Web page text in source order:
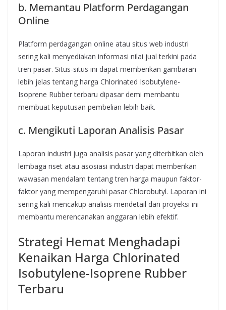
b. Memantau Platform Perdagangan
Online
Platform perdagangan online atau situs web industri
sering kali menyediakan informasi nilai jual terkini pada
tren pasar. Situs-situs ini dapat memberikan gambaran
lebih jelas tentang harga Chlorinated Isobutylene-
Isoprene Rubber terbaru dipasar demi membantu
membuat keputusan pembelian lebih baik.
c. Mengikuti Laporan Analisis Pasar
Laporan industri juga analisis pasar yang diterbitkan oleh
lembaga riset atau asosiasi industri dapat memberikan
wawasan mendalam tentang tren harga maupun faktor-
faktor yang mempengaruhi pasar Chlorobutyl. Laporan ini
sering kali mencakup analisis mendetail dan proyeksi ini
membantu merencanakan anggaran lebih efektif.
Strategi Hemat Menghadapi
Kenaikan Harga Chlorinated
Isobutylene-Isoprene Rubber
Terbaru